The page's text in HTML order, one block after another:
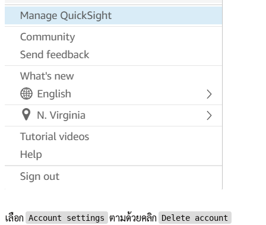
เลือก Account settings ตามด้วยคลิก Delete account